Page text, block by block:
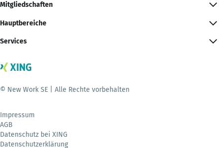
Mitgliedschaften
Hauptbereiche
Services
© New Work SE | Alle Rechte vorbehalten
Impressum
AGB
Datenschutz bei XING
Datenschutzerklärung